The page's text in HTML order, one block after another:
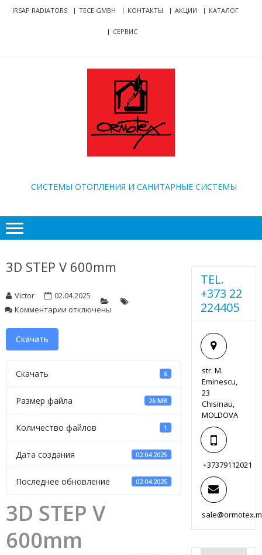
Skip
SkipIRSAP RADIATORS TECE GMBH КОНТАКТЫ АКЦИИ КАТАЛОГ
СЕРВИС
CИСТЕМЫ ОТОПЛЕНИЯ И САНИТАРНЫЕ СИСТЕМЫ
3D STEP V 600mm
Victor
02.04.2025
Комментарии котключены
Скачать
Скачать 6
Размер файла 26 MB
Количество файлов 1
Дата создания 02.04.2025
Последнее обновление 02.04.2025
3D STEP V
600mm
TEL.
+373 22
224405
str. M.
Eminescu,
23
Chisinau,
MOLDOVA
+37379112021